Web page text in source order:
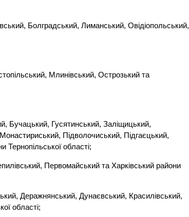
Болградський, Лиманський, Овідіопольський,
Млинівський, Острозький та
Бучацький, Гусятинський, Заліщицький,
Підволочиський, Підгаєцький,
області;
Первомайський та Харківський райони
Деражнянський, Дунаєвський, Красилівський,
області;